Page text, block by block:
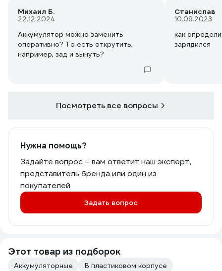
Михаил Б.
22.12.2024
Аккумулятор можно заменить
оперативно? То есть открутить,
например, зад и вынуть?
Станислав
10.09.2023
как
зарядился
Посмотреть все вопросы
Нужна помощь?
Задайте вопрос – вам ответит наш эксперт,
представитель бренда или один из
покупателей
Задать вопрос
Этот товар из подборок
Аккумуляторные
В пластиковом корпусе